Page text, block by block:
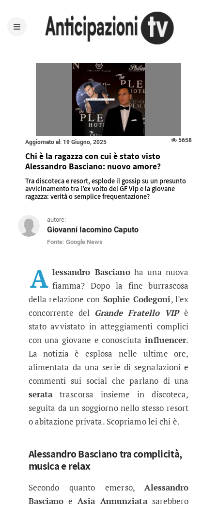
Aggiornato al: 19 Giugno, 2025 5658
Chi è la ragazza con cui è stato visto
Alessandro Basciano: nuovo amore?
Tra discoteca e resort, esplode il gossip su un presunto
avvicinamento tra l’ex volto del GF Vip e la giovane
ragazza: verità o semplice frequentazione?
autore:
Giovanni Iacomino Caputo
Fonte: Google News
Chi è la ragazza con cui è stato
A lessandro Bascianoha una nuova
fiamma? Dopo la fine burrascosa
della relazione con Sophie Codegoni, l’ex
concorrente del Grande Fratello VIP è
stato avvistato in atteggiamenti complici
con una giovane e conosciuta influencer.
La notizia è esplosa nelle ultime ore,
alimentata da una serie di segnalazioni e
commenti sui social che parlano di una
seratatrascorsa insieme in discoteca,
seguita da un soggiorno nello stesso resort
o abitazione privata. Scopriamo lei chi è.
Alessandro Basciano tra complicità,
musica e relax
Secondo quanto emerso,Alessandro
Basciano eAsia Annunziatasarebbero